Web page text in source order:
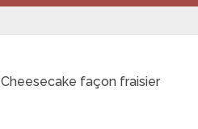
Cheesecake façon fraisier